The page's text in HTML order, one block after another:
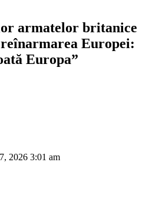
armatelor britanice
Europei:
Europa”
2026 3:01 am